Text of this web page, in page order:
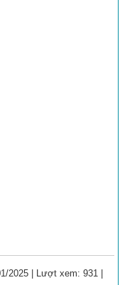
2025 | Lượt xem: 931 |